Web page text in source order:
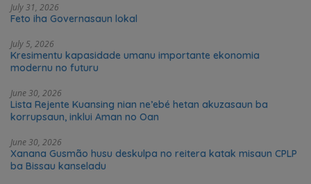
July 31, 2026
Feto iha Governasaun lokal
July 5, 2026
Kresimentu kapasidade umanu importante ekonomia
modernu no futuru
June 30, 2026
Lista Rejente Kuansing nian ne’ebé hetan akuzasaun ba
korrupsaun, inklui Aman no Oan
June 30, 2026
Xanana Gusmão husu deskulpa no reitera katak misaun CPLP
ba Bissau kanseladu